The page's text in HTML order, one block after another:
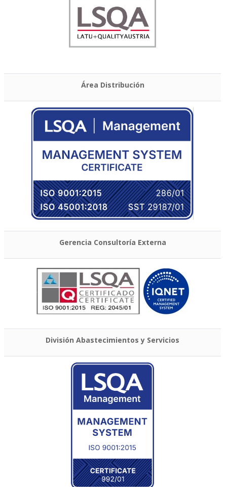
Área Distribución
Gerencia Consultoría Externa
División Abastecimientos y Servicios